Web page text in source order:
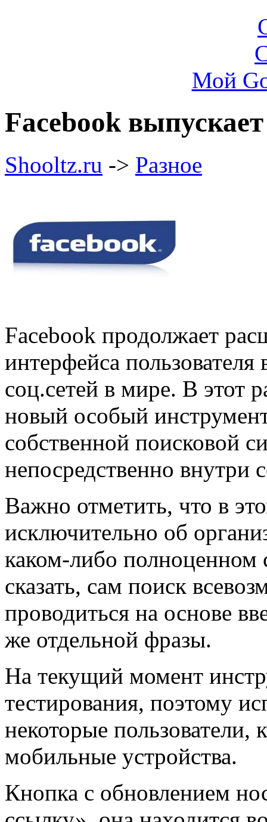
Мой
Facebook
Shooltz.ru -> Разное
Facebook продолжает
интерфейса
соц.сетей в мире. В этот
новый особый
собственной поисковой
непосредственно внутри
Важно отметить, что в
исключительно об
каком-либо полноценном
сказать, сам поиск
проводиться на основе
же отдельной фразы.
На текущий момент
тестирования, поэтому
некоторые пользователи,
мобильные устройства.
Кнопка с обновлением